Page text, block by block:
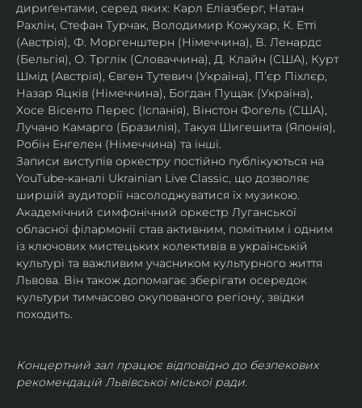
дириґентами, серед яких: Карл Еліазберг, Натан
Рахлін, Стефан Турчак, Володимир Кожухар, К. Етті
(Австрія), Ф. Моргенштерн (Німеччина), В. Ленардс
(Бельгія), О. Трглік (Словаччина), Д. Клайн (США), Курт
Шмід (Австрія), Євген Тутевич (Україна), П’єр Піхлєр,
Назар Яцків (Німеччина), Богдан Пущак (Україна),
Хосе Вісенто Перес (Іспанія), Вінстон Фогель (США),
Лучано Камарго (Бразилія), Такуя Шигешита (Японія),
Робін Енгелен (Німеччина) та інші.
Записи виступів оркестру постійно публікуються на
YouTube-каналі Ukrainian Live Classic, що дозволяє
ширшій аудиторії насолоджуватися їх музикою​.
Академічний симфонічний оркестр Луганської
обласної філармонії став активним, помітним і одним
із ключових мистецьких колективів в українській
культурі та важливим учасником культурного життя
Львова. Він також допомагає зберігати осередок
культури тимчасово окупованого регіону, звідки
походить.
Концертний зал працює відповідно до безпекових
рекомендацій Львівської міської ради.